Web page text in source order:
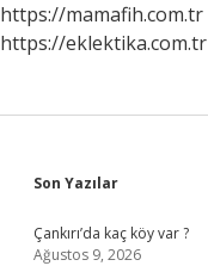
https://mamafih.com.tr
https://eklektika.com.tr
Sidebar
Son Yazılar
Çankırı’da kaç köy var ?
Ağustos 9, 2026